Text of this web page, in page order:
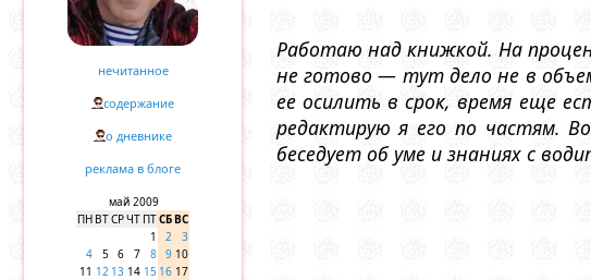
нечитанное
содержание
о дневнике
реклама в блоге
май 2009
ПН ВТСРЧТ ПТСБВС
1
2
3
4
5 6 7 8 9 10
11 12 13 14 15 16 17
Работаю над книжкой. На
не готово — тут дело не в
ее осилить в срок, время еще
редактирую я его по частям.
беседует об уме и знаниях с